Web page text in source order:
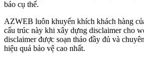
báo cụ thể.
AZWEB luôn khuyến khích khách hàng
cấu trúc này khi xây dựng disclaimer cho
disclaimer được soạn thảo đầy đủ và
hiệu quả bảo vệ cao nhất.